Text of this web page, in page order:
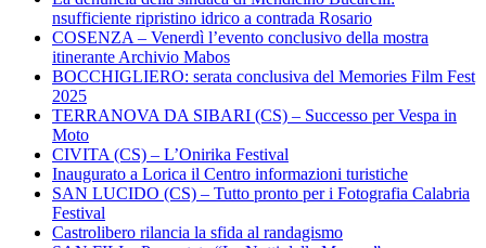
nsufficiente ripristino idrico a contrada Rosario
COSENZA – Venerdì l’evento conclusivo della mostra
itinerante Archivio Mabos
BOCCHIGLIERO: serata conclusiva del Memories Film Fest
2025
TERRANOVA DA SIBARI (CS) – Successo per Vespa in
Moto
CIVITA (CS) – L’Onirika Festival
Inaugurato a Lorica il Centro informazioni turistiche
SAN LUCIDO (CS) – Tutto pronto per i Fotografia Calabria
Festival
Castrolibero rilancia la sfida al randagismo